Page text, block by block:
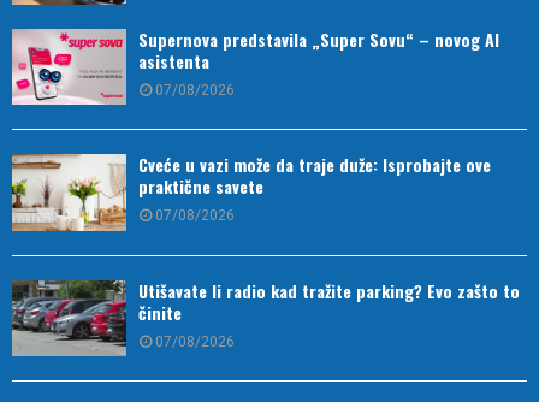
Supernova predstavila „Super Sovu“ – novog AI
asistenta
07/08/2026
Cveće u vazi može da traje duže: Isprobajte ove
praktične savete
07/08/2026
Utišavate li radio kad tražite parking? Evo zašto to
činite
07/08/2026